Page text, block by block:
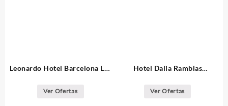
Leonardo Hotel Barcelona Las
Ver Ofertas
Hotel Dalia Ramblas
Ver Ofertas